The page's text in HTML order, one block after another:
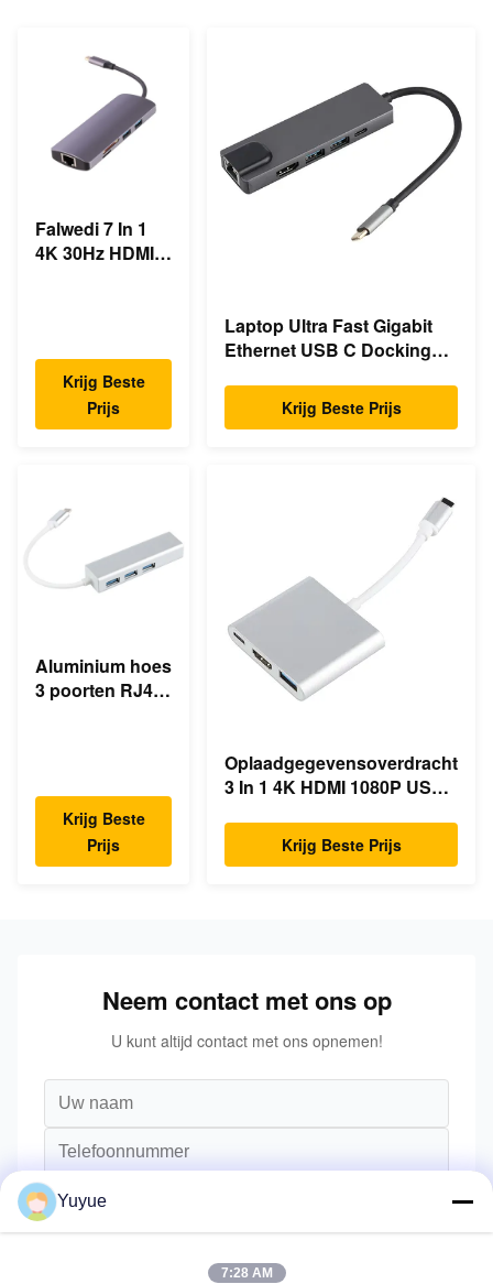
Falwedi 7 In 1
4K 30Hz HDMI
Krijg Beste
Prijs
Laptop Ultra Fast Gigabit
Ethernet USB C Docking
Krijg Beste Prijs
Aluminium hoes
3 poorten RJ45
Krijg Beste
Prijs
Oplaadgegevensoverdracht
3 In 1 4K HDMI 1080P USB
Krijg Beste Prijs
Neem contact met ons op
U kunt altijd contact met ons opnemen!
Yuyue
7:28 AM